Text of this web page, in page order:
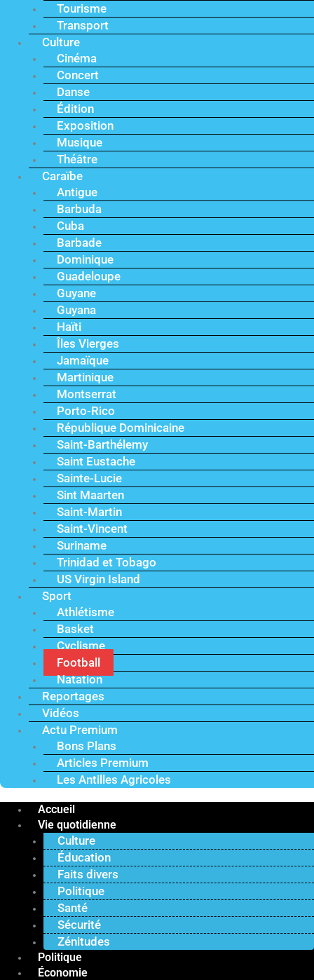
Tourisme
Transport
Culture
Cinéma
Concert
Danse
Édition
Exposition
Musique
Théâtre
Caraïbe
Antigue
Barbuda
Cuba
Barbade
Dominique
Guadeloupe
Guyane
Guyana
Haïti
Îles Vierges
Jamaïque
Martinique
Montserrat
Porto-Rico
République Dominicaine
Saint-Barthélemy
Saint Eustache
Sainte-Lucie
Sint Maarten
Saint-Martin
Saint-Vincent
Suriname
Trinidad et Tobago
US Virgin Island
Sport
Athlétisme
Basket
Cyclisme
Football
Natation
Reportages
Vidéos
Actu Premium
Bons Plans
Articles Premium
Les Antilles Agricoles
Accueil
Vie quotidienne
Culture
Éducation
Faits divers
Politique
Santé
Sécurité
Zénitudes
Politique
Économie